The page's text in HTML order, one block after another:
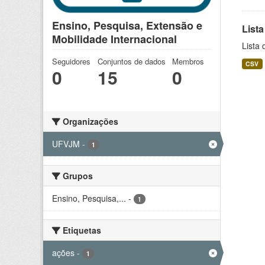
Ensino, Pesquisa, Extensão e
Mobilidade Internacional
Seguidores
0
Conjuntos de dados
15
Membros
0
Organizações
UFVJM - 1
Grupos
Ensino, Pesquisa,... - 1
Etiquetas
ações - 1
Lista
CSV